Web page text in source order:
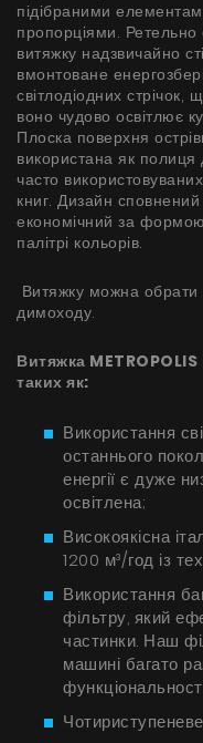
Nortberg Тихий
Витяжки з
Nortberg Тиха
Витяжки з
FAQ -
Технічна
FAQ
Поради
Сервіс
Інструкції
підібраними
пропорціями. Ретельно
витяжку надзвичайно
вмонтоване
світлодіодних
воно чудово освітлює
Плоска поверхня
використана як
часто
книг. Дизайн
економічний за
палітрі кольорів.
Витяжку можна
димоходу.
Витяжка
таких як:
Використання
останнього
енергії є дуже
освітлена;
Високоякісна
1200 м³/год із
Використання
фільтру, який
частинки. Наш
машині багато